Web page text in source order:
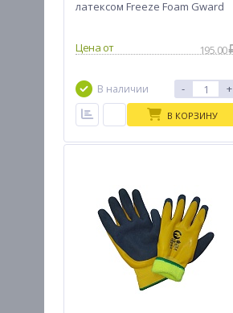
латексом Freeze Foam Gward
Цена от
195.00
В наличии - +
В КОРЗИНУ